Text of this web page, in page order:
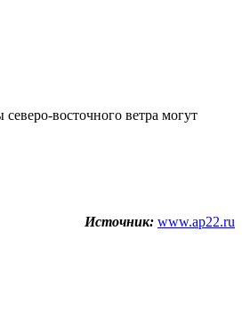
восточного ветра могут
Источник: www.ap22.ru